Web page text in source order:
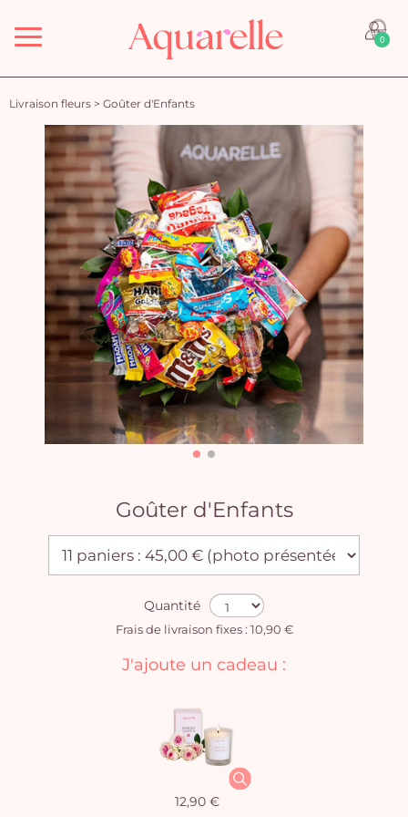
Menu 0
Livraison fleurs > Goûter d'Enfants
Goûter d'Enfants
Quantité
Frais de livraison fixes : 10,90 €
J'ajoute un cadeau :
12,90 €